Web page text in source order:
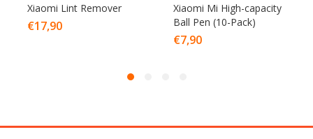
Xiaomi Lint Remover
€17,90
Xiaomi Mi High-capacity
Ball Pen (10-Pack)
€7,90